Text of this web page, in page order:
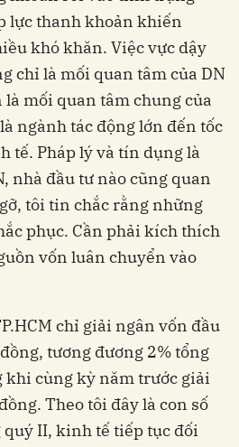
lực thanh khoản khiến
khó khăn. Việc vực dậy
chỉ là mối quan tâm của DN
mối quan tâm chung của
ngành tác động lớn đến tốc
tế. Pháp lý và tín dụng là
nhà đầu tư nào cũng quan
tôi tin chắc rằng những
phục. Cần phải kích thích
vốn luân chuyển vào
chỉ giải ngân vốn đầu
tương đương 2% tổng
khi cùng kỳ năm trước giải
Theo tôi đây là con số
quý II, kinh tế tiếp tục đối